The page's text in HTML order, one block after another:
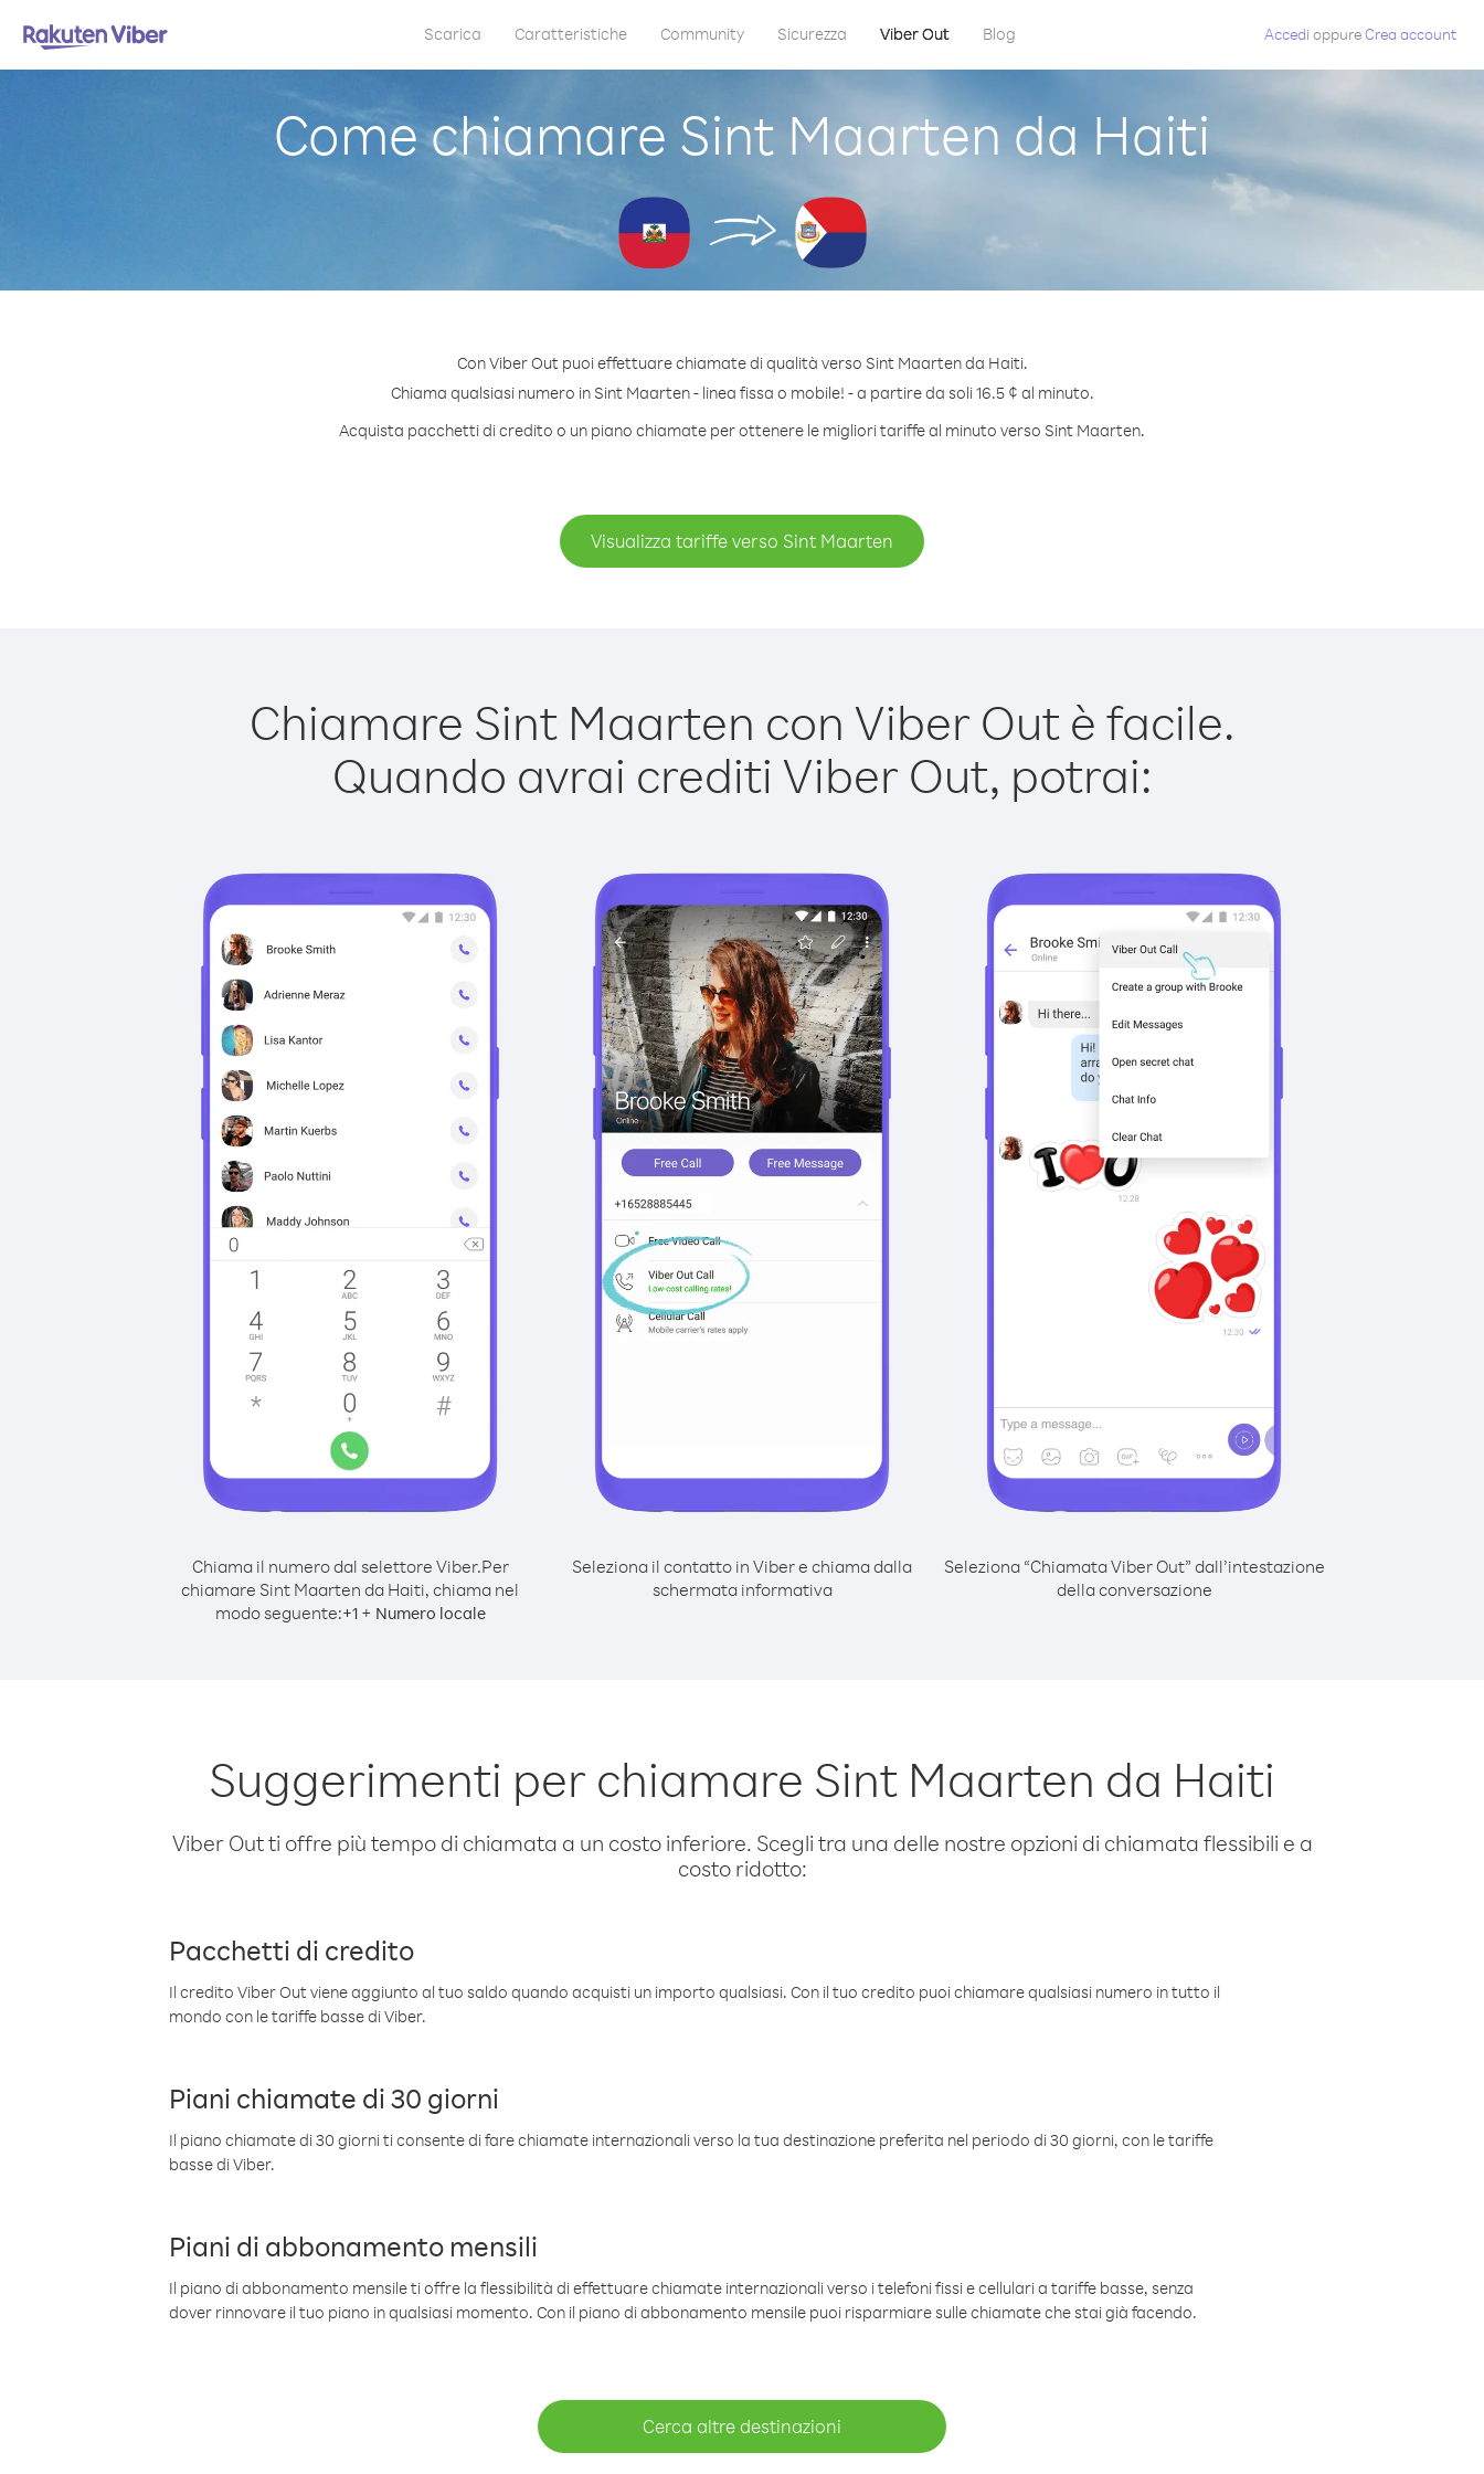
Scarica Caratteristiche Community Sicurezza Viber Out Blog Accedi oppureCrea account
Come chiamare Sint Maarten da Haiti
Con Viber Out puoi effettuare chiamate di qualità verso Sint Maarten da Haiti.
Chiama qualsiasi numero in Sint Maarten - linea fissa o mobile! - a partire da soli 16.5 ¢ al minuto.
Acquista pacchetti di credito o un piano chiamate per ottenere le migliori tariffe al minuto verso Sint Maarten.
Visualizza tariffe verso Sint Maarten
Chiamare Sint Maarten con Viber Out è facile.
Quando avrai crediti Viber Out, potrai:
Chiama il numero dal selettore Viber.Per
chiamare Sint Maarten da Haiti, chiama nel
modo seguente:+1+ Numero locale
Seleziona il contatto in Viber e chiama dalla
schermata informativa
Seleziona “Chiamata Viber Out” dall’intestazione
della conversazione
Suggerimenti per chiamare Sint Maarten da Haiti
Viber Out ti offre più tempo di chiamata a un costo inferiore. Scegli tra una delle nostre opzioni di chiamata flessibili e a
costo ridotto:
Pacchetti di credito
Il credito Viber Out viene aggiunto al tuo saldo quando acquisti un importo qualsiasi. Con il tuo credito puoi chiamare qualsiasi numero in tutto il
mondo con le tariffe basse di Viber.
Piani chiamate di 30 giorni
Il piano chiamate di 30 giorni ti consente di fare chiamate internazionali verso la tua destinazione preferita nel periodo di 30 giorni, con le tariffe
basse di Viber.
Piani di abbonamento mensili
Il piano di abbonamento mensile ti offre la flessibilità di effettuare chiamate internazionali verso i telefoni fissi e cellulari a tariffe basse, senza
dover rinnovare il tuo piano in qualsiasi momento. Con il piano di abbonamento mensile puoi risparmiare sulle chiamate che stai già facendo.
Cerca altre destinazioni